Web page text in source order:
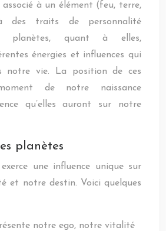
associé à un élément (feu, terre,
traits de personnalité
planètes, quant à elles,
énergies et influences qui
notre vie. La position de ces
de notre naissance
qu’elles auront sur notre
planètes
une influence unique sur
et notre destin. Voici quelques
notre ego, notre vitalité